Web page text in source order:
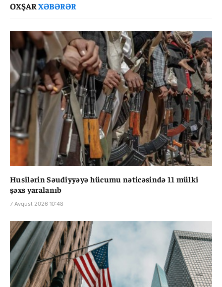
OXŞARXƏBƏRƏR
Husilərin Səudiyyəyə hücumu nəticəsində 11 mülki
şəxs yaralanıb
7 Avqust 2026 10:48